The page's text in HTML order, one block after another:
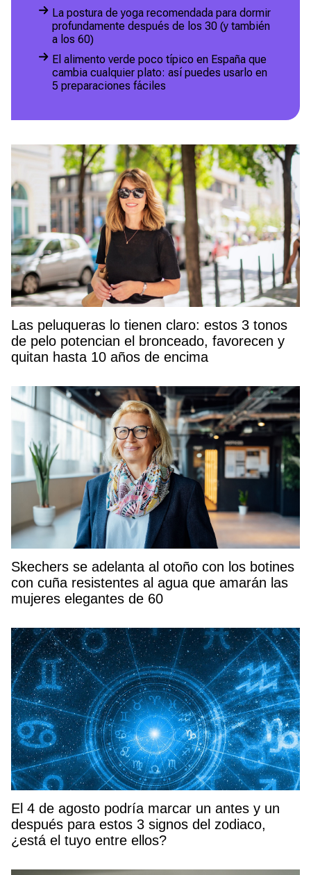
La postura de yoga recomendada para dormir
profundamente después de los 30 (y también
a los 60)
El alimento verde poco típico en España que
cambia cualquier plato: así puedes usarlo en
5 preparaciones fáciles
Las peluqueras lo tienen claro: estos 3 tonos
de pelo potencian el bronceado, favorecen y
quitan hasta 10 años de encima
Skechers se adelanta al otoño con los botines
con cuña resistentes al agua que amarán las
mujeres elegantes de 60
El 4 de agosto podría marcar un antes y un
después para estos 3 signos del zodiaco,
¿está el tuyo entre ellos?